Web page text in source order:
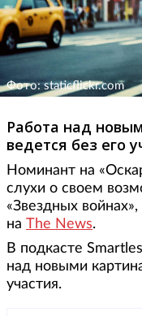
Фото: staticflickr.com
Работа над
ведется без его
Номинант на
слухи о своем
«Звездных
на The News.
В подкасте
над новыми
участия.